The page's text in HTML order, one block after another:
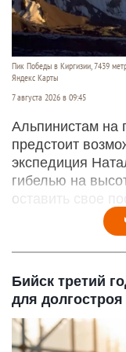
Пик Победы в Киргизии, 7439
Яндекс Карты
7 августа 2026 в 09:45
Альпинистам на
предстоит
экспедиция
гибелью на
оставить свое
Бийск третий
для долгостроя